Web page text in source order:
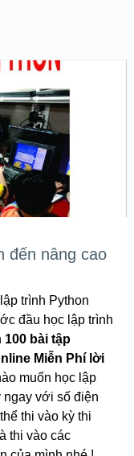
đến nâng cao
trình Python
đầu học lập trình
100 bài tập
Miễn Phí lời
muốn học lập
ngay với số điện
thi vào kỳ thi
thi vào các